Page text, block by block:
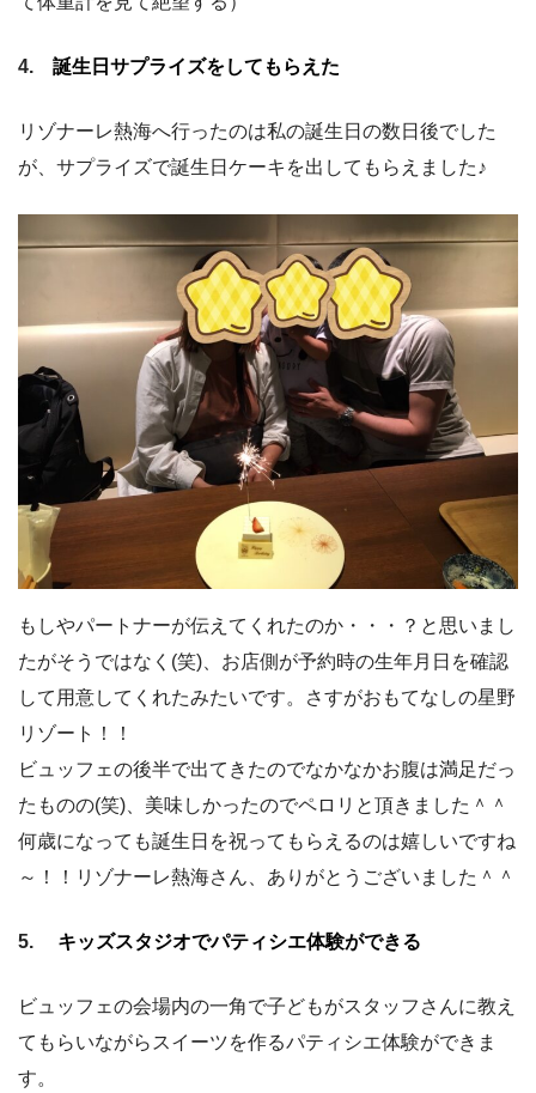
4. 誕生日サプライズをしてもらえた
リゾナーレ熱海へ行ったのは私の誕生日の数日後でした
が、サプライズで誕生日ケーキを出してもらえました♪
もしやパートナーが伝えてくれたのか・・・？と思いまし
たがそうではなく(笑)、お店側が予約時の生年月日を確認
して用意してくれたみたいです。さすがおもてなしの星野
リゾート！！
ビュッフェの後半で出てきたのでなかなかお腹は満足だっ
たものの(笑)、美味しかったのでペロリと頂きました＾＾
何歳になっても誕生日を祝ってもらえるのは嬉しいですね
～！！リゾナーレ熱海さん、ありがとうございました＾＾
5. キッズスタジオでパティシエ体験ができる
ビュッフェの会場内の一角で子どもがスタッフさんに教え
てもらいながらスイーツを作るパティシエ体験ができま
す。